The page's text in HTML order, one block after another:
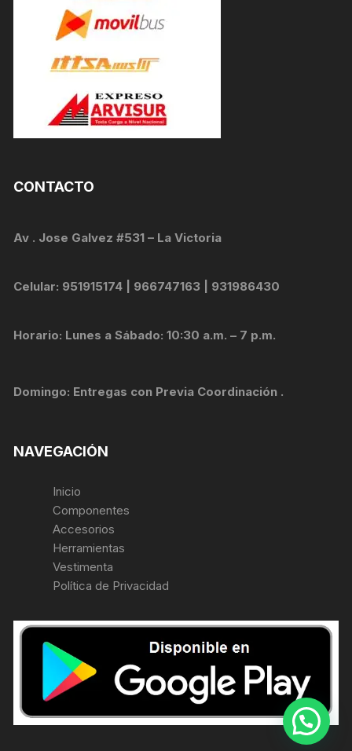
CONTACTO
Av . Jose Galvez #531 – La Victoria
Celular: 951915174 | 966747163 | 931986430
Horario: Lunes a Sábado: 10:30 a.m. – 7 p.m.
Domingo: Entregas con Previa Coordinación .
NAVEGACIÓN
Inicio
Componentes
Accesorios
Herramientas
Vestimenta
Política de Privacidad